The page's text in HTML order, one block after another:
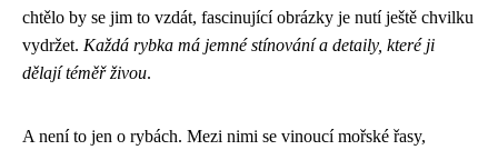
chtělo by se jim to vzdát, fascinující obrázky je nutí ještě chvilku
vydržet. Každá rybka má jemné stínování a detaily, které ji
dělají téměř živou.
A není to jen o rybách. Mezi nimi se vinoucí mořské řasy,